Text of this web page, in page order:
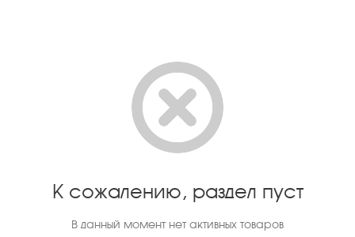
К сожалению, раздел пуст
В данный момент нет активных товаров